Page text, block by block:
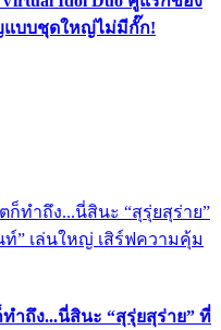
แบบชุดใหญ่ไม่มีกั๊ก!
ำถึง...นี่สินะ “สุรุ่ยสุร่าย” ที่